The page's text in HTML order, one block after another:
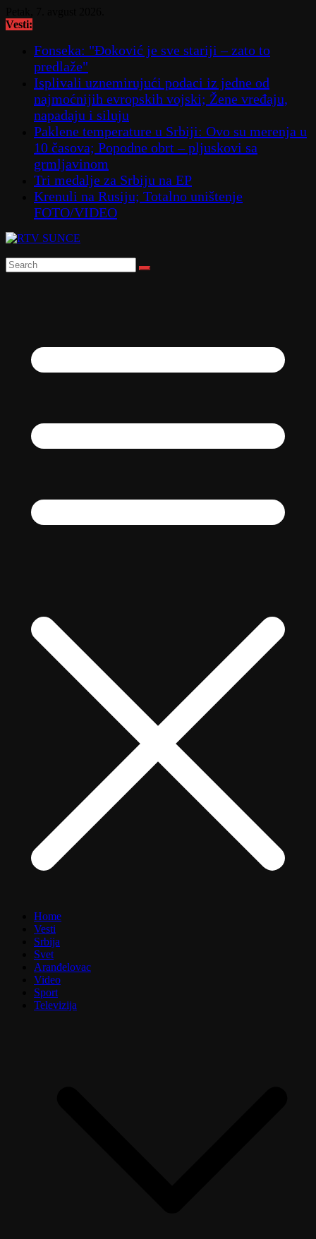
to
Vesti:
Fonseka: "Đoković je sve stariji – zato to
predlaže"
Isplivali uznemirujući podaci iz jedne od
najmoćnijih evropskih vojski; Žene vređaju,
napadaju i siluju
Paklene temperature u Srbiji: Ovo su merenja u
10 časova; Popodne obrt – pljuskovi sa
grmljavinom
Tri medalje za Srbiju na EP
Krenuli na Rusiju; Totalno uništenje
FOTO/VIDEO
Home
Vesti
Srbija
Svet
Aranđelovac
Video
Sport
Televizija